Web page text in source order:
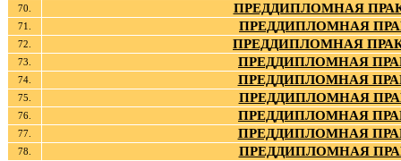
70. ПРЕДДИПЛОМНАЯ
71. ПРЕДДИПЛОМНАЯ
72. ПРЕДДИПЛОМНАЯ
73. ПРЕДДИПЛОМНАЯ
74. ПРЕДДИПЛОМНАЯ
75. ПРЕДДИПЛОМНАЯ
76. ПРЕДДИПЛОМНАЯ
77. ПРЕДДИПЛОМНАЯ
78. ПРЕДДИПЛОМНАЯ